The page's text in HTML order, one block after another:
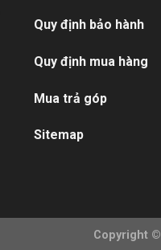
Quy định bảo hành
Quy định mua hàng
Mua trả góp
Sitemap
Copyright ©